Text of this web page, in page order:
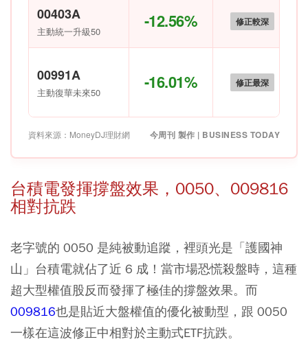
00403A
主動統一升級50 -12.56% 修正較深
00991A
主動復華未來50 -16.01% 修正最深
資料來源：MoneyDJ理財網 今周刊 製作 | BUSINESS TODAY
台積電發揮撐盤效果，0050、009816
相對抗跌
老字號的 0050 是純被動追蹤，裡頭光是「護國神
山」台積電就佔了近 6 成！當市場恐慌殺盤時，這種
超大型權值股反而發揮了極佳的撐盤效果。而
009816也是貼近大盤權值的優化被動型，跟 0050
一樣在這波修正中相對於主動式ETF抗跌。